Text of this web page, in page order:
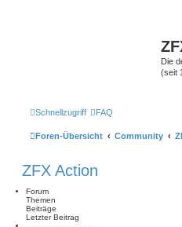
Die
(seit
Schnellzugriff FAQ
Foren-Übersicht Community
ZFX Action
Forum
Themen
Beiträge
Letzter Beitrag